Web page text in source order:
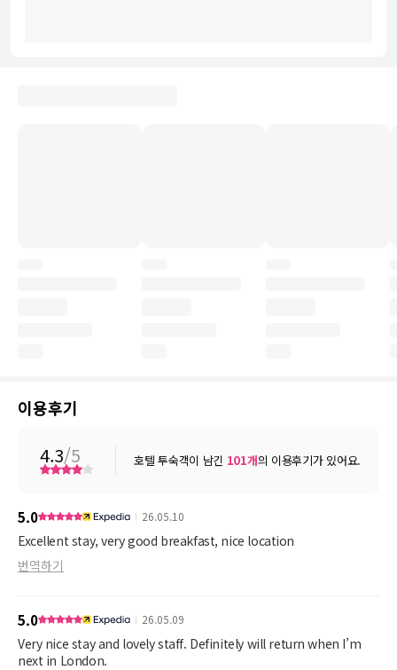
이용후기
4.3/5 호텔 투숙객이 남긴 101개의 이용후기가 있어요.
5.0 26.05.10
Excellent stay, very good breakfast, nice location
번역하기
5.0 26.05.09
Very nice stay and lovely staff. Definitely will return when I’m
next in London.